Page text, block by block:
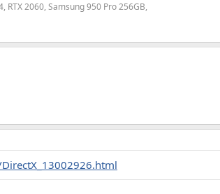
RTX 2060, Samsung 950 Pro 256GB,